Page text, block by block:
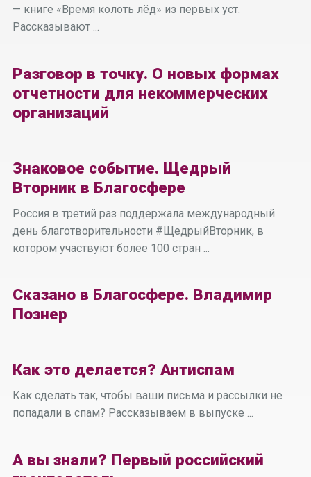
— книге «Время колоть лёд» из первых уст.
Рассказывают ...
Разговор в точку. О новых формах
отчетности для некоммерческих
организаций
Знаковое событие. Щедрый
Вторник в Благосфере
Россия в третий раз поддержала международный
день благотворительности #ЩедрыйВторник, в
котором участвуют более 100 стран ...
Сказано в Благосфере. Владимир
Познер
Как это делается? Антиспам
Как сделать так, чтобы ваши письма и рассылки не
попадали в спам? Рассказываем в выпуске ...
А вы знали? Первый российский